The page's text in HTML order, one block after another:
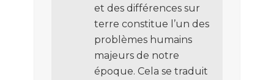
et des différences sur
terre constitue l’un des
problèmes humains
majeurs de notre
époque. Cela se traduit